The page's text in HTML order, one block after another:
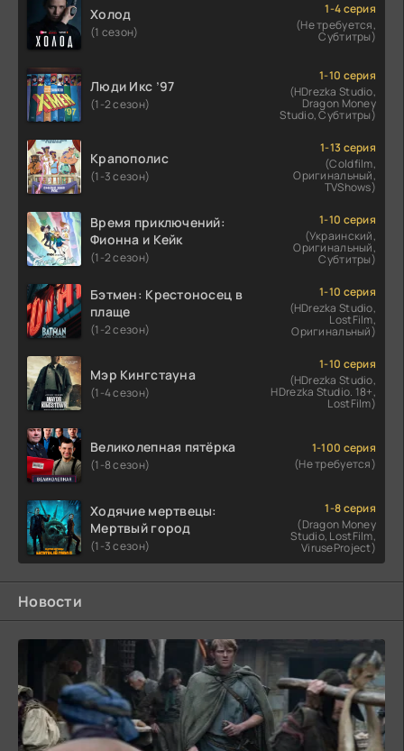
Холод
(1 сезон)
1-4 серия
(Не требуется,
Субтитры)
Люди Икс ’97
(1-2 сезон)
1-10 серия
(HDrezka Studio,
Dragon Money
Studio, Субтитры)
Крапополис
(1-3 сезон)
1-13 серия
(Coldfilm,
Оригинальный,
TVShows)
Время приключений:
Фионна и Кейк
(1-2 сезон)
1-10 серия
(Украинский,
Оригинальный,
Субтитры)
Бэтмен: Крестоносец в
плаще
(1-2 сезон)
1-10 серия
(HDrezka Studio,
LostFilm,
Оригинальный)
Мэр Кингстауна
(1-4 сезон)
1-10 серия
(HDrezka Studio,
HDrezka Studio. 18+,
LostFilm)
Великолепная пятёрка
(1-8 сезон)
1-100 серия
(Не требуется)
Ходячие мертвецы:
Мертвый город
(1-3 сезон)
1-8 серия
(Dragon Money
Studio, LostFilm,
ViruseProject)
Новости